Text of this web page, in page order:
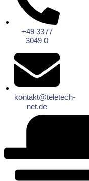
+49 3377
3049 0
kontakt@teletech-
net.de